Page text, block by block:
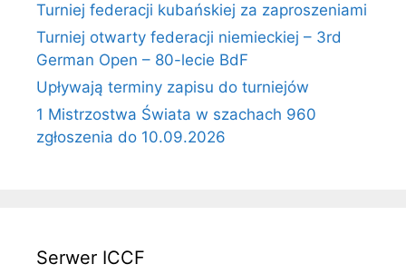
Turniej federacji kubańskiej za zaproszeniami
Turniej otwarty federacji niemieckiej – 3rd
German Open – 80-lecie BdF
Upływają terminy zapisu do turniejów
1 Mistrzostwa Świata w szachach 960
zgłoszenia do 10.09.2026
Serwer ICCF